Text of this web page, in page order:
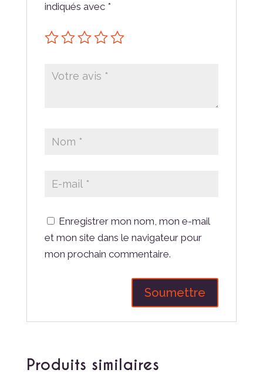
indiqués avec *
Enregistrer mon nom, mon e-mail
et mon site dans le navigateur pour
mon prochain commentaire.
Produits similaires